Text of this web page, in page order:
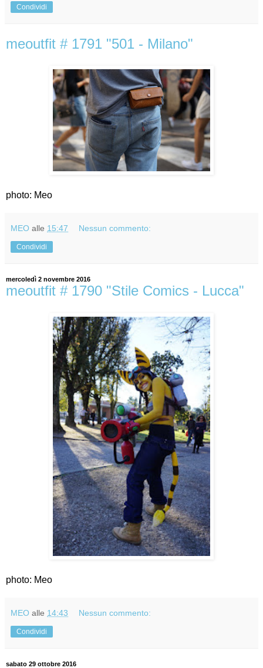
Condividi
meoutfit # 1791 "501 - Milano"
photo: Meo
MEO alle 15:47 Nessun commento:
Condividi
mercoledì 2 novembre 2016
meoutfit # 1790 "Stile Comics - Lucca"
photo: Meo
MEO alle 14:43 Nessun commento:
Condividi
sabato 29 ottobre 2016